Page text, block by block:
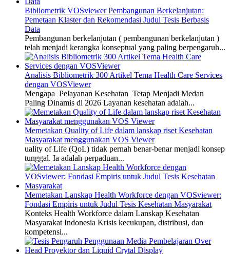
Bibliometrik VOSviewer Pembangunan Berkelanjutan:
Pemetaan Klaster dan Rekomendasi Judul Tesis Berbasis
Data
Pembangunan berkelanjutan ( pembangunan berkelanjutan )
telah menjadi kerangka konseptual yang paling berpengaruh...
Analisis Bibliometrik 300 Artikel Tema Health Care Services
dengan VOSViewer
Mengapa Pelayanan Kesehatan Tetap Menjadi Medan
Paling Dinamis di 2026 Layanan kesehatan adalah...
Memetakan Quality of Life dalam lanskap riset Kesehatan
Masyarakat menggunakan VOS Viewer
uality of Life (QoL) tidak pernah benar-benar menjadi konsep
tunggal. Ia adalah perpaduan...
Memetakan Lanskap Health Workforce dengan VOSviewer:
Fondasi Empiris untuk Judul Tesis Kesehatan Masyarakat
Konteks Health Workforce dalam Lanskap Kesehatan
Masyarakat Indonesia Krisis kecukupan, distribusi, dan
kompetensi...